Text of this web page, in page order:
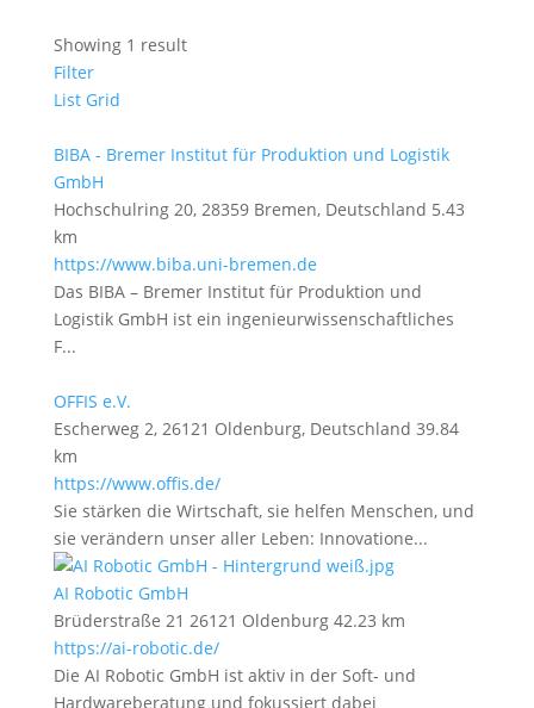
Showing 1 result
Filter
List Grid
BIBA - Bremer Institut für Produktion und Logistik
GmbH
Hochschulring 20, 28359 Bremen, Deutschland 5.43
km
https://www.biba.uni-bremen.de
Das BIBA – Bremer Institut für Produktion und
Logistik GmbH ist ein ingenieurwissenschaftliches
F...
OFFIS e.V.
Escherweg 2, 26121 Oldenburg, Deutschland 39.84
km
https://www.offis.de/
Sie stärken die Wirtschaft, sie helfen Menschen, und
sie verändern unser aller Leben: Innovatione...
AI Robotic GmbH
Brüderstraße 21 26121 Oldenburg 42.23 km
https://ai-robotic.de/
Die AI Robotic GmbH ist aktiv in der Soft- und
Hardwareberatung und fokussiert dabei